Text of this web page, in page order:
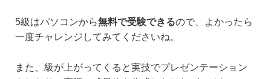
5級はパソコンから無料で受験できるので、よかったら
一度チャレンジしてみてくださいね。
また、級が上がってくると実技でプレゼンテーション